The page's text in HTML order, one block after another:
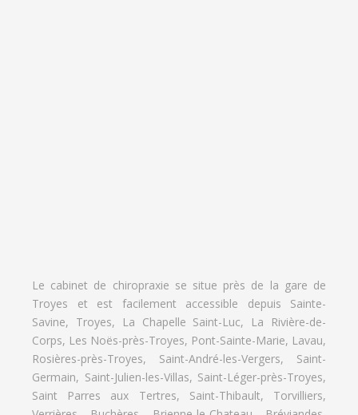
Le cabinet de chiropraxie se situe près de la gare de
Troyes et est facilement accessible depuis Sainte-
Savine, Troyes, La Chapelle Saint-Luc, La Rivière-de-
Corps, Les Noës-près-Troyes, Pont-Sainte-Marie, Lavau,
Rosières-près-Troyes, Saint-André-les-Vergers, Saint-
Germain, Saint-Julien-les-Villas, Saint-Léger-près-Troyes,
Saint Parres aux Tertres, Saint-Thibault, Torvilliers,